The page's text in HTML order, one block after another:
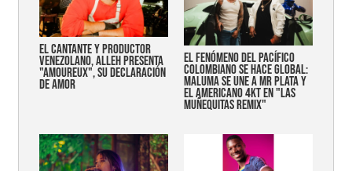
EL CANTANTE Y PRODUCTOR
VENEZOLANO, ALLEH PRESENTA
"AMOUREUX", SU DECLARACIÓN
DE AMOR
EL FENÓMENO DEL PACÍFICO
COLOMBIANO SE HACE GLOBAL:
MALUMA SE UNE A MR PLATA Y
EL AMERICANO 4KT EN "LAS
MUÑEQUITAS REMIX"